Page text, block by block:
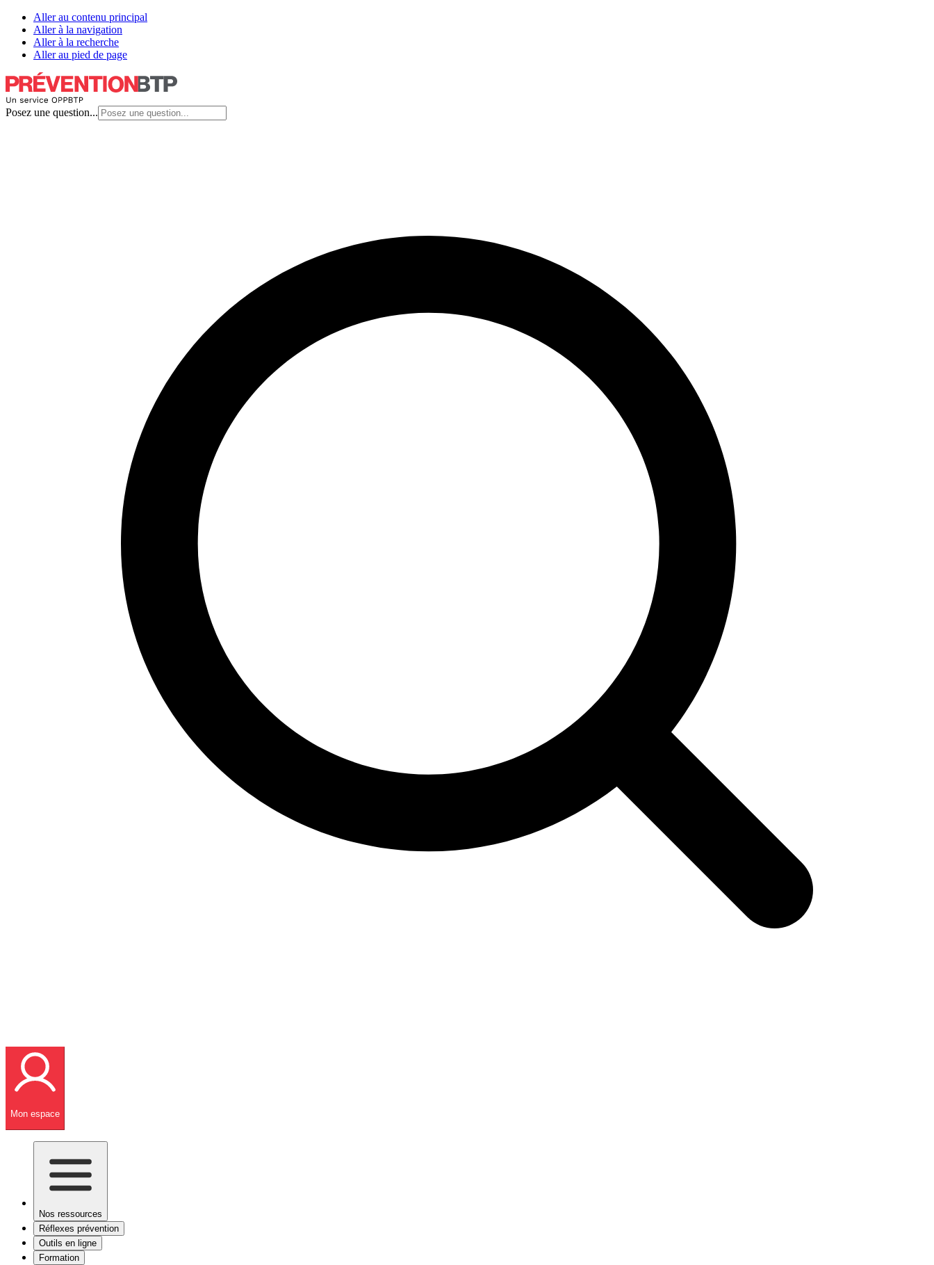
Aller au contenu principal
Aller à la navigation
Aller à la recherche
Aller au pied de page
Posez une question...
Mon espace
Nos ressources
Réflexes prévention
Outils en ligne
Formation